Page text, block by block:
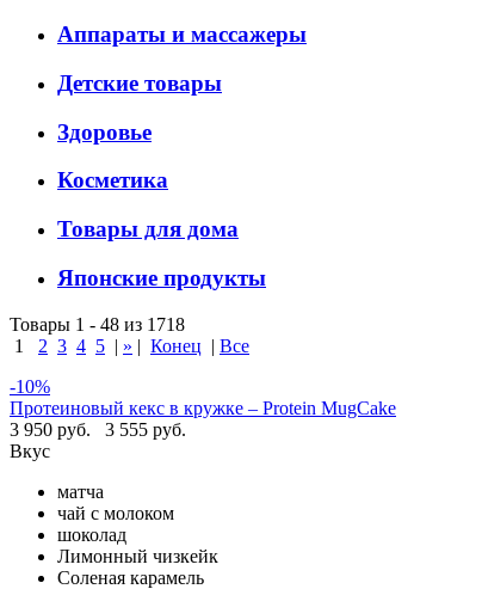
Аппараты и массажеры
Детские товары
Здоровье
Косметика
Товары для дома
Японские продукты
Товары 1 - 48 из 1718
1
2 3 4 5 | » | Конец | Все
-10%
Протеиновый кекс в кружке – Protein MugCake
3 950 руб.
3 555 руб.
Вкус
матча
чай с молоком
шоколад
Лимонный чизкейк
Соленая карамель